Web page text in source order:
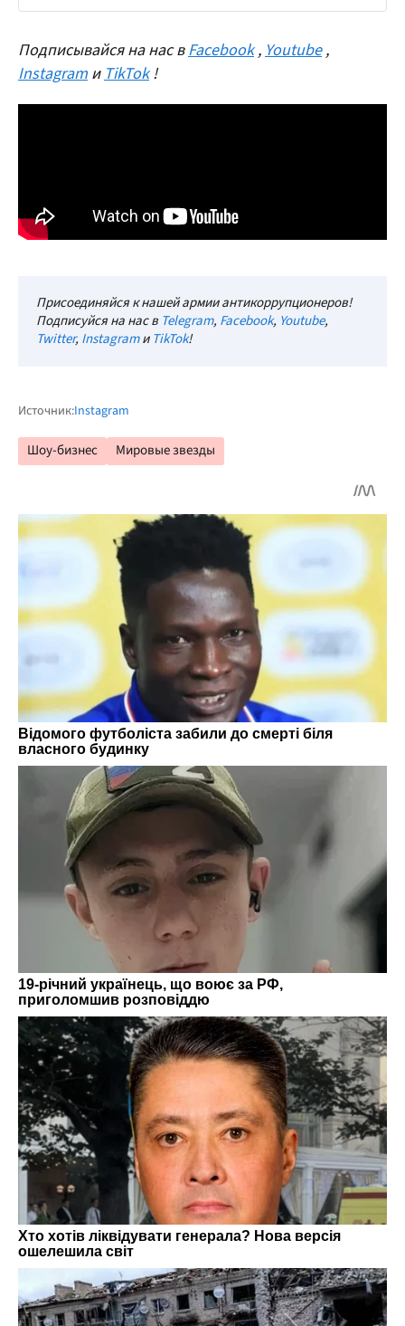
Подписывайся на нас вFacebook ,Youtube ,
Instagram иTikTok !
Присоединяйся к нашей армии антикоррупционеров!
Подписуйся на нас в Telegram, Facebook, Youtube,
Twitter, InstagramиTikTok!
Источник:Instagram
Шоу-бизнес Мировые звезды